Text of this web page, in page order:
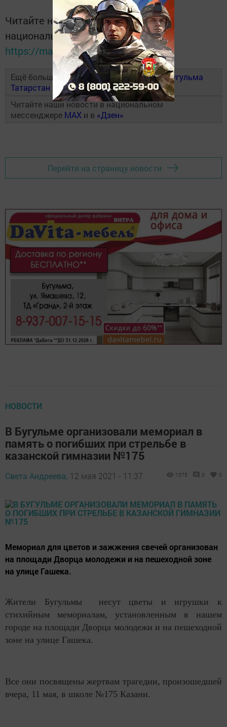
Читайте новости Татарстана в
национальном мессенджере MАХ:
https://max.ru/tatmedia
Ещё больше новостей в Telegram-каналеБугульма
Татарстан
Читайте наши новости в национальном
мессенджере MAX и в «Дзен»
Перейти на страницу новости
НОВОСТИ
В Бугульме организовали мемориал в
память о погибших при стрельбе в
казанской гимназии №175
Света Андреева, 12 мая 2021 - 11:37 1375 0 0
Мемориал для цветов и зажжения свечей организован
на площади Дворца молодежи и на пешеходной зоне
на улице Гашека.
Жители Бугульмы несут цветы и игрушки к
стихийным мемориалам, установленным в нашем
городе на площади Дворца молодежи и на пешеходной
зоне на улице Гашека.
Все они посвящены жертвам трагедии, произошедшей
вчера, 11 мая, в школе №175 Казани.